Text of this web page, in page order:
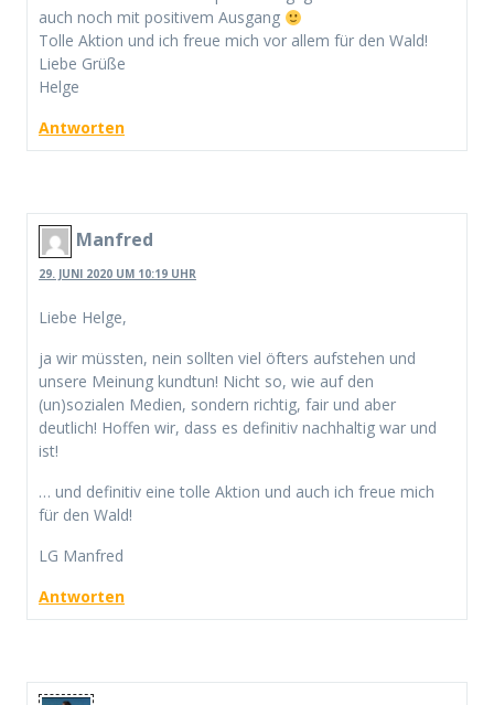
auch noch mit positivem Ausgang
Tolle Aktion und ich freue mich vor allem für den Wald!
Liebe Grüße
Helge
Antworten
Manfred
29. JUNI 2020 UM 10:19 UHR
Liebe Helge,
ja wir müssten, nein sollten viel öfters aufstehen und
unsere Meinung kundtun! Nicht so, wie auf den
(un)sozialen Medien, sondern richtig, fair und aber
deutlich! Hoffen wir, dass es definitiv nachhaltig war und
ist!
… und definitiv eine tolle Aktion und auch ich freue mich
für den Wald!
LG Manfred
Antworten